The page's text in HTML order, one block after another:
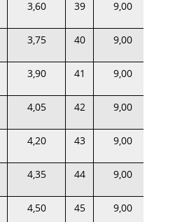
3,60 39 9,00
3,75 40 9,00
3,90 41 9,00
4,05 42 9,00
4,20 43 9,00
4,35 44 9,00
4,50 45 9,00